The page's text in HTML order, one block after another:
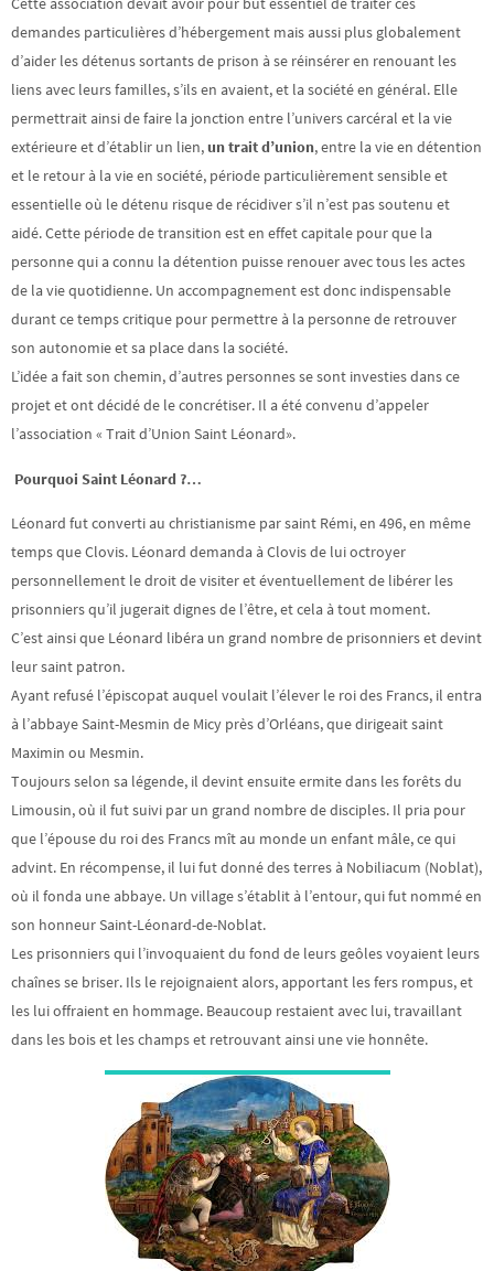
demandes particulières d’hébergement mais aussi plus globalement
d’aider les détenus sortants de prison à se réinsérer en renouant les
liens avec leurs familles, s’ils en avaient, et la société en général. Elle
permettrait ainsi de faire la jonction entre l’univers carcéral et la vie
extérieure et d’établir un lien,un trait d’union, entre la vie en détention
et le retour à la vie en société, période particulièrement sensible et
essentielle où le détenu risque de récidiver s’il n’est pas soutenu et
aidé. Cette période de transition est en effet capitale pour que la
personne qui a connu la détention puisse renouer avec tous les actes
de la vie quotidienne. Un accompagnement est donc indispensable
durant ce temps critique pour permettre à la personne de retrouver
son autonomie et sa place dans la société.
L’idée a fait son chemin, d’autres personnes se sont investies dans ce
projet et ont décidé de le concrétiser. Il a été convenu d’appeler
l’association « Trait d’Union Saint Léonard».
Pourquoi Saint Léonard ?…
Léonard fut converti au christianisme par saint Rémi, en 496, en même
temps que Clovis. Léonard demanda à Clovis de lui octroyer
personnellement le droit de visiter et éventuellement de libérer les
prisonniers qu’il jugerait dignes de l’être, et cela à tout moment.
C’est ainsi que Léonard libéra un grand nombre de prisonniers et devint
leur saint patron.
Ayant refusé l’épiscopat auquel voulait l’élever le roi des Francs, il entra
à l’abbaye Saint-Mesmin de Micy près d’Orléans, que dirigeait saint
Maximin ou Mesmin.
Toujours selon sa légende, il devint ensuite ermite dans les forêts du
Limousin, où il fut suivi par un grand nombre de disciples. Il pria pour
que l’épouse du roi des Francs mît au monde un enfant mâle, ce qui
advint. En récompense, il lui fut donné des terres à Nobiliacum (Noblat),
où il fonda une abbaye. Un village s’établit à l’entour, qui fut nommé en
son honneur Saint-Léonard-de-Noblat.
Les prisonniers qui l’invoquaient du fond de leurs geôles voyaient leurs
chaînes se briser. Ils le rejoignaient alors, apportant les fers rompus, et
les lui offraient en hommage. Beaucoup restaient avec lui, travaillant
dans les bois et les champs et retrouvant ainsi une vie honnête.